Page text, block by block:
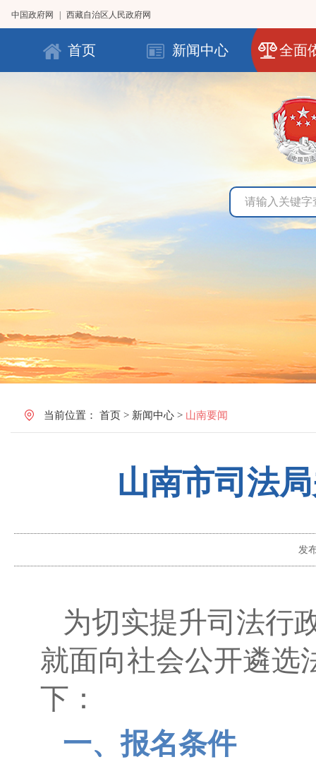
中国政府网 西藏自治区人民政府网
首页 新闻中心 全面
当前位置： 首页 > 新闻中心 > 山南要闻
山南市司法
发
为切实提升司法行
就面向社会公开遴选
下：
一、报名条件